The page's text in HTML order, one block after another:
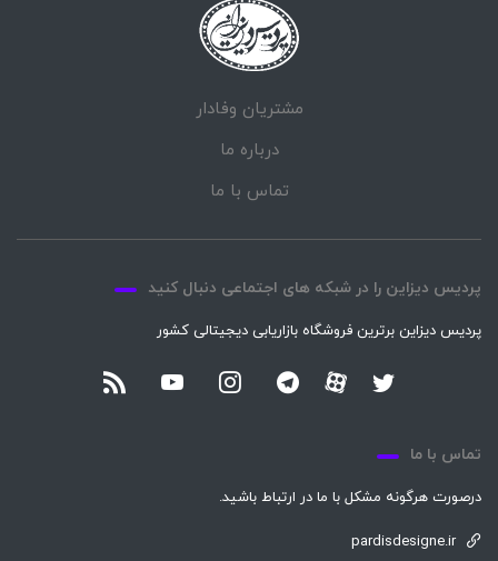
مشتریان وفادار
درباره ما
تماس با ما
پردیس دیزاین را در شبکه های اجتماعی دنبال کنید
پردیس دیزاین برترین فروشگاه بازاریابی دیجیتالی کشور
تماس با ما
درصورت هرگونه مشکل با ما در ارتباط باشید.
pardisdesigne.ir